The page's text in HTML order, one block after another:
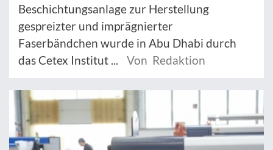
Beschichtungsanlage zur Herstellung
gespreizter und imprägnierter
Faserbändchen wurde in Abu Dhabi durch
das Cetex Institut ...
Von Redaktion